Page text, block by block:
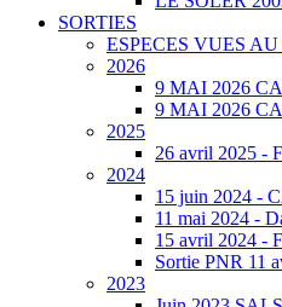
SORTIES
ESPECES VUES
2026
9 MAI 2026
9 MAI 2026
2025
26 avril 2025 -
2024
15 juin 2024 -
11 mai 2024 -
15 avril 2024 -
Sortie PNR 11
2023